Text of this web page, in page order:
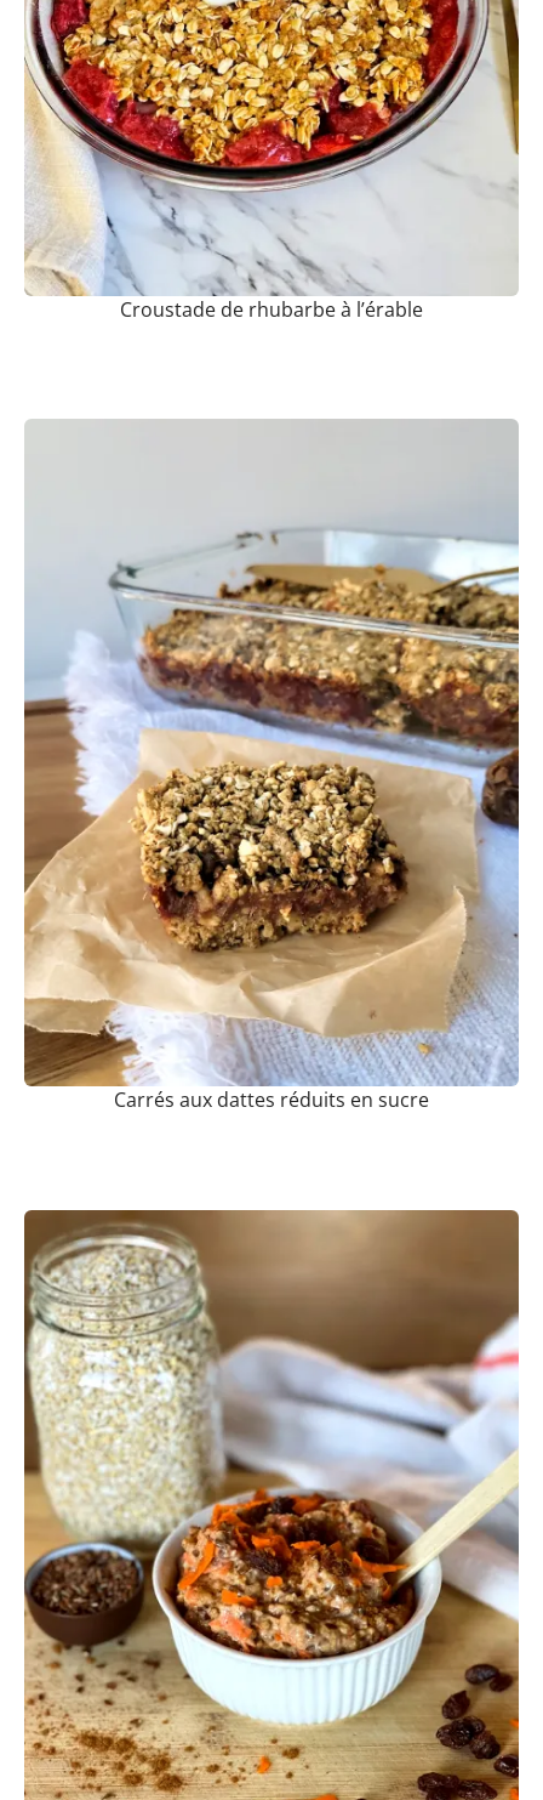
Croustade de rhubarbe à l’érable
Carrés aux dattes réduits en sucre